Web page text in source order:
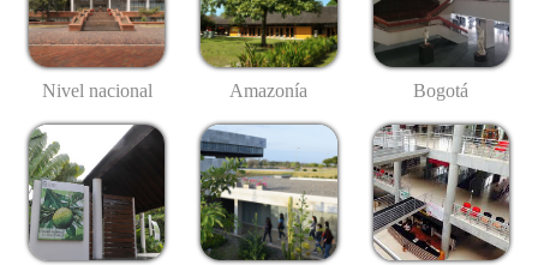
Nivel nacional Amazonía Bogotá